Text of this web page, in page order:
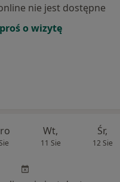
nie jest dostępne
o wizytę
Wt,
11 Sie
Śr,
12 Sie